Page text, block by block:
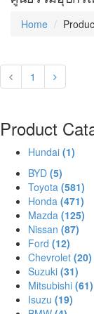
Home
1
Product
Hundai (1)
BYD (5)
Toyota (581)
Honda (471)
Mazda (125)
Nissan (87)
Ford (12)
Chevrolet (20)
Suzuki (31)
Mitsubishi (61)
Isuzu (19)